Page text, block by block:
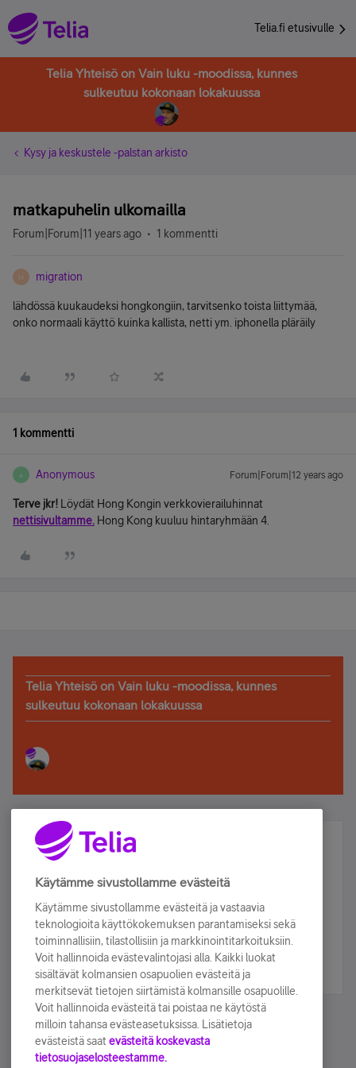
Telia.fi etusivulle
Telia Yhteisö on Vain luku -moodissa, kunnes
sulkeutuu kokonaan lokakuussa
Kysy ja keskustele -palstan arkisto
matkapuhelin ulkomailla
Forum|Forum|11 years ago 1 kommentti
M migration
lähdössä kuukaudeksi hongkongiin, tarvitsenko toista liittymää,
onko normaali käyttö kuinka kallista, netti ym. iphonella pläräily
1 kommentti
A Anonymous Forum|Forum|12 years ago
Terve jkr! Löydät Hong Kongin verkkovierailuhinnat
nettisivultamme. Hong Kong kuuluu hintaryhmään 4.
Telia Yhteisö on Vain luku -moodissa, kunnes
sulkeutuu kokonaan lokakuussa
Älä jää paitsi – osallistu ja voita!
Tilaa Telian uutiskirje ja olet mukana arvonnassa.
sähköpostiisi.
Tilaa nyt
Käytämme sivustollamme evästeitä
Käytämme sivustollamme evästeitä ja vastaavia
teknologioita käyttökokemuksen parantamiseksi sekä
toiminnallisiin, tilastollisiin ja markkinointitarkoituksiin.
Voit hallinnoida evästevalintojasi alla. Kaikki luokat
sisältävät kolmansien osapuolien evästeitä ja
merkitsevät tietojen siirtämistä kolmansille osapuolille.
Voit hallinnoida evästeitä tai poistaa ne käytöstä
milloin tahansa evästeasetuksissa. Lisätietoja
evästeistä saat evästeitä koskevasta
tietosuojaselosteestamme.